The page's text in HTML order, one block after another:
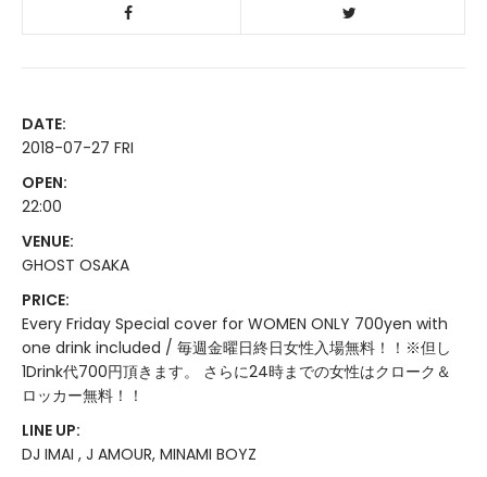
DATE:
2018-07-27 FRI
OPEN:
22:00
VENUE:
GHOST OSAKA
PRICE:
Every Friday Special cover for WOMEN ONLY 700yen with
one drink included / 毎週金曜日終日女性入場無料！！※但し
1Drink代700円頂きます。 さらに24時までの女性はクローク＆
ロッカー無料！！
LINE UP:
DJ IMAI , J AMOUR, MINAMI BOYZ